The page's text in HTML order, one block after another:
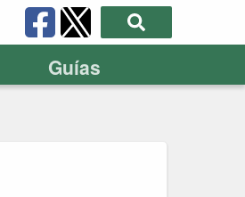
Guías